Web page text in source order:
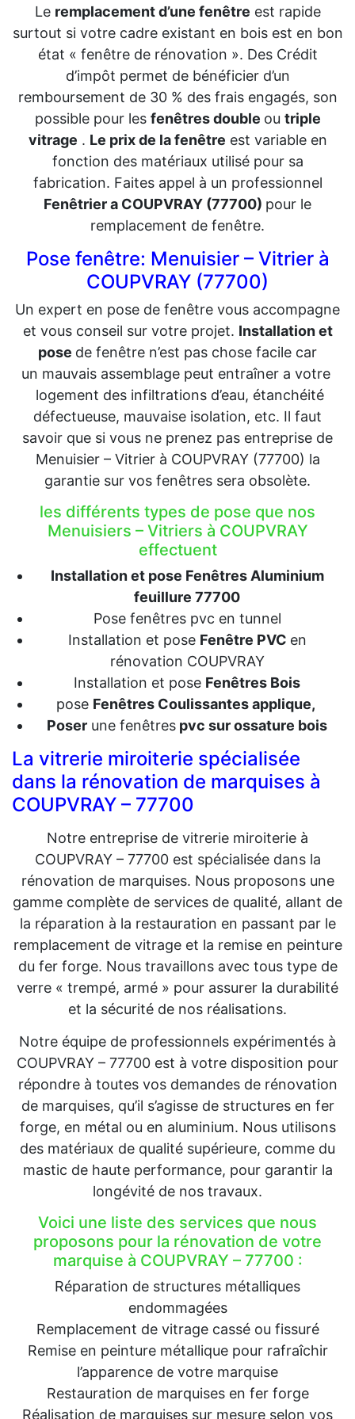
Le remplacement d’une fenêtre est rapide
surtout si votre cadre existant en bois est en bon
état « fenêtre de rénovation ». Des Crédit
d’impôt permet de bénéficier d’un
remboursement de 30 % des frais engagés, son
possible pour les fenêtres double ou triple
vitrage . Le prix de la fenêtre est variable en
fonction des matériaux utilisé pour sa
fabrication. Faites appel à un professionnel
Fenêtrier a COUPVRAY (77700) pour le
remplacement de fenêtre.
Pose fenêtre: Menuisier – Vitrier à
COUPVRAY (77700)
Un expert en pose de fenêtre vous accompagne
et vous conseil sur votre projet. Installation et
pose de fenêtre n’est pas chose facile car
un mauvais assemblage peut entraîner a votre
logement des infiltrations d’eau, étanchéité
défectueuse, mauvaise isolation, etc. Il faut
savoir que si vous ne prenez pas entreprise de
Menuisier – Vitrier à COUPVRAY (77700) la
garantie sur vos fenêtres sera obsolète.
les différents types de pose que nos
Menuisiers – Vitriers à COUPVRAY
effectuent
Installation et pose Fenêtres Aluminium
feuillure 77700
Pose fenêtres pvc en tunnel
Installation et pose Fenêtre PVC en
rénovation COUPVRAY
Installation et pose Fenêtres Bois
pose Fenêtres Coulissantes applique,
Poser une fenêtres pvc sur ossature bois
La vitrerie miroiterie spécialisée
dans la rénovation de marquises à
COUPVRAY – 77700
Notre entreprise de vitrerie miroiterie à
COUPVRAY – 77700 est spécialisée dans la
rénovation de marquises. Nous proposons une
gamme complète de services de qualité, allant de
la réparation à la restauration en passant par le
remplacement de vitrage et la remise en peinture
du fer forge. Nous travaillons avec tous type de
verre « trempé, armé » pour assurer la durabilité
et la sécurité de nos réalisations.
Notre équipe de professionnels expérimentés à
COUPVRAY – 77700 est à votre disposition pour
répondre à toutes vos demandes de rénovation
de marquises, qu’il s’agisse de structures en fer
forge, en métal ou en aluminium. Nous utilisons
des matériaux de qualité supérieure, comme du
mastic de haute performance, pour garantir la
longévité de nos travaux.
Voici une liste des services que nous
proposons pour la rénovation de votre
marquise à COUPVRAY – 77700 :
Réparation de structures métalliques
endommagées
Remplacement de vitrage cassé ou fissuré
Remise en peinture métallique pour rafraîchir
l’apparence de votre marquise
Restauration de marquises en fer forge
Réalisation de marquises sur mesure selon vos